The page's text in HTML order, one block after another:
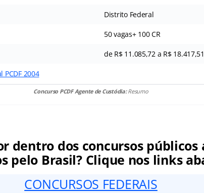
Distrito Federal
50 vagas+ 100 CR
de R$ 11.085,72 a R$ 18.417,51
2004
Concurso PCDF Agente de Custódia:Resumo
dentro dos concursos públicos
pelo Brasil? Clique nos links
CONCURSOS FEDERAIS